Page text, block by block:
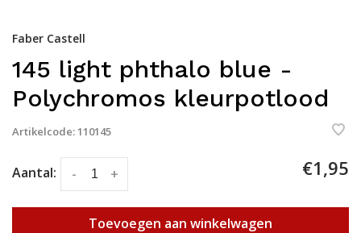
Faber Castell
145 light phthalo blue -
Polychromos kleurpotlood
Artikelcode:110145
Aantal: +
- €1,95
Toevoegen aan winkelwagen